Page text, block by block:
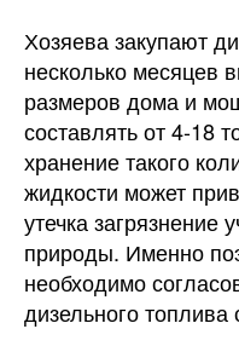
Хозяева закупают
несколько месяцев
размеров дома и
составлять от 4-18
хранение такого
жидкости может
утечка загрязнение
природы. Именно
необходимо
дизельного